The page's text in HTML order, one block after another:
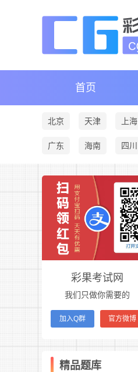
首页
北京 天津 上海
广东 海南 四川
彩果考试网
我们只做你需要的
加入Q群 官方微博
精品题库